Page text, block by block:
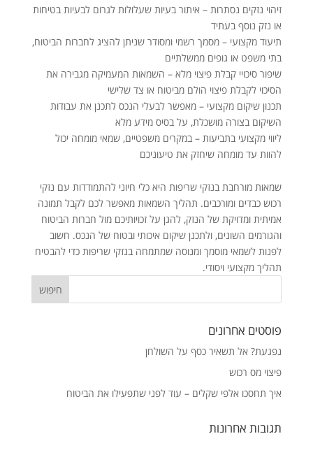
זיהוי נזקים נסתרות – איתור בעיות שעלולות לגרום לבעיות בטיחות
או נזק נוסף בעתיד
תיעוד מקצועי – מסמך רשמי ומסודר שניתן להציג לחברות הביטוח,
בתי משפט או גופים ממשלתיים
שיפור סיכויי קבלת פיצוי מלא – השמאות המעמיקה מגבירה את
הסיכוי לקבלת פיצוי הולם מביטוח או צד שלישי
תכנון שיקום מקצועי – מאפשר לבעלי הנכס לתכנן את עבודות
השיקום בצורה מושכלת, על בסיס מידע מלא
ליווי מקצועי בתביעות – במקרים משפטיים, שמאי מומחה יכול
להוות עד מומחה שיחזק את טיעוניכם
שמאות מורחבת בנזקי שריפות היא כלי חיוני להתמודדות עם נזקי
רכוש כבדים ומורכבים. תהליך השמאות מאפשר לכם לקבל תמונה
אמיתית ומדויקת של הנזק, להגן על זכויותיכם מול חברות הביטוח
והגורמים השונים, ולתכנן שיקום איכותי ובטוח של הנכס. חשוב
לפנות לשמאי מוסמך ומנוסה שמתמחה בנזקי שריפות כדי להבטיח
תהליך מקצועי ויסודי.
פוסטים אחרונים
נפגעת? אל תשאיר כסף על השולחן
פיצוי מס רכוש
איך תחסכו אלפי שקלים – עוד לפני שתפעילו את הביטוח
תגובות אחרונות